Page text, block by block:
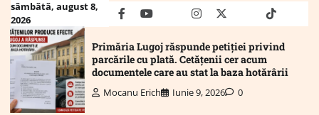
Skip
content
sâmbătă, august 8,
2026
facebookyoutubeMailinstagram
twitter truthtiktok
Primăria Lugoj răspunde petiției privind
parcările cu plată. Cetățenii cer acum
documentele care au stat la baza hotărârii
Mocanu Erich Iunie 9, 2026 0